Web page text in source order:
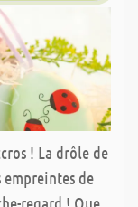
! La drôle de
de